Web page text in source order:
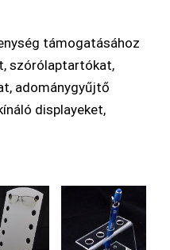
támogatásához
szórólaptartókat,
adománygyűjtő
displayeket,